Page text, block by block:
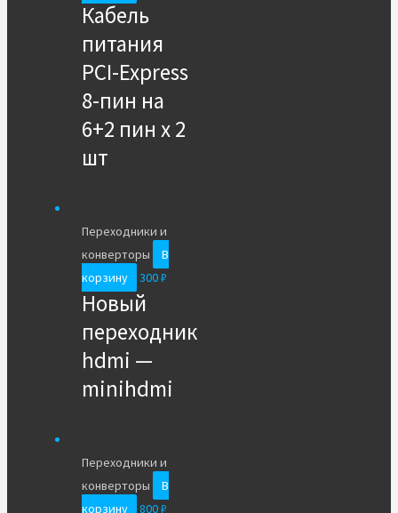
Кабель
питания
PCI-Express
8-пин на
6+2 пин x 2
шт
Переходники и
конверторы
В
корзину
300₽
Новый
переходник
hdmi —
minihdmi
Переходники и
конверторы
В
корзину
800₽